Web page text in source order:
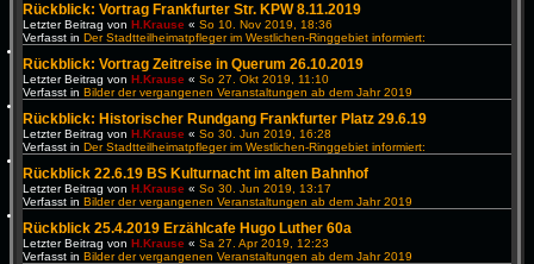
Rückblick: Vortrag Frankfurter Str. KPW 8.11.2019
Letzter Beitrag von H.Krause « So 10. Nov 2019, 18:36
Verfasst in Der Stadtteilheimatpfleger im Westlichen-Ringgebiet informiert:
Rückblick: Vortrag Zeitreise in Querum 26.10.2019
Letzter Beitrag von H.Krause « So 27. Okt 2019, 11:10
Verfasst in Bilder der vergangenen Veranstaltungen ab dem Jahr 2019
Rückblick: Historischer Rundgang Frankfurter Platz 29.6.19
Letzter Beitrag von H.Krause « So 30. Jun 2019, 16:28
Verfasst in Der Stadtteilheimatpfleger im Westlichen-Ringgebiet informiert:
Rückblick 22.6.19 BS Kulturnacht im alten Bahnhof
Letzter Beitrag von H.Krause « So 30. Jun 2019, 13:17
Verfasst in Bilder der vergangenen Veranstaltungen ab dem Jahr 2019
Rückblick 25.4.2019 Erzählcafe Hugo Luther 60a
Letzter Beitrag von H.Krause « Sa 27. Apr 2019, 12:23
Verfasst in Bilder der vergangenen Veranstaltungen ab dem Jahr 2019